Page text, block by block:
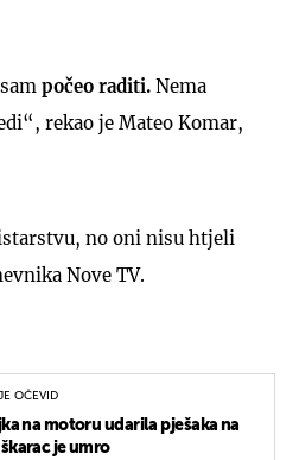
počeo raditi. Nema
rekao je Mateo Komar,
no oni nisu htjeli
Nove TV.
OČEVID
na motoru udarila pješaka na
je umro